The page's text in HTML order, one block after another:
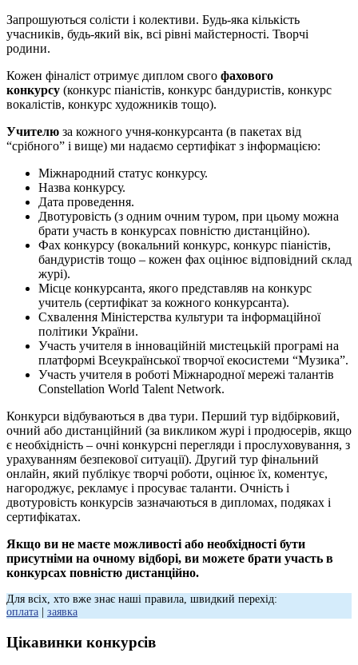
Запрошуються солісти і колективи. Будь-яка кількість
учасників, будь-який вік, всі рівні майстерності. Творчі
родини.
Кожен фіналіст отримує диплом свого фахового
конкурсу (конкурс піаністів, конкурс бандуристів, конкурс
вокалістів, конкурс художників тощо).
Учителю за кожного учня-конкурсанта (в пакетах від
“срібного” і вище) ми надаємо сертифікат з інформацією:
Міжнародний статус конкурсу.
Назва конкурсу.
Дата проведення.
Двотуровість (з одним очним туром, при цьому можна
брати участь в конкурсах повністю дистанційно).
Фах конкурсу (вокальний конкурс, конкурс піаністів,
бандуристів тощо – кожен фах оцінює відповідний склад
журі).
Місце конкурсанта, якого представляв на конкурс
учитель (сертифікат за кожного конкурсанта).
Схвалення Міністерства культури та інформаційної
політики України.
Участь учителя в інноваційній мистецькій програмі на
платформі Всеукраїнської творчої екосистеми “Музика”.
Участь учителя в роботі Міжнародної мережі талантів
Constellation World Talent Network.
Конкурси відбуваються в два тури. Перший тур відбірковий,
очний або дистанційний (за викликом журі і продюсерів, якщо
є необхідність – очні конкурсні перегляди і прослуховування, з
урахуванням безпекової ситуації). Другий тур фінальний
онлайн, який публікує творчі роботи, оцінює їх, коментує,
нагороджує, рекламує і просуває таланти. Очність і
двотуровість конкурсів зазначаються в дипломах, подяках і
сертифікатах.
Якщо ви не маєте можливості або необхідності бути
присутніми на очному відборі, ви можете брати участь в
конкурсах повністю дистанційно.
Для всіх, хто вже знає наші правила, швидкий перехід:
оплата
заявка
Цікавинки конкурсів